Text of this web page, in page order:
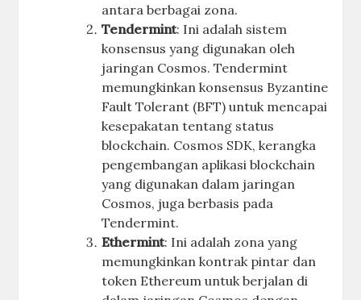
antara berbagai zona.
Tendermint: Ini adalah sistem
konsensus yang digunakan oleh
jaringan Cosmos. Tendermint
memungkinkan konsensus Byzantine
Fault Tolerant (BFT) untuk mencapai
kesepakatan tentang status
blockchain. Cosmos SDK, kerangka
pengembangan aplikasi blockchain
yang digunakan dalam jaringan
Cosmos, juga berbasis pada
Tendermint.
Ethermint: Ini adalah zona yang
memungkinkan kontrak pintar dan
token Ethereum untuk berjalan di